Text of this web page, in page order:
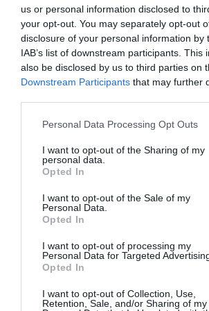
us or personal information disclosed to
your opt-out. You may separately opt-out
disclosure of your personal information by
IAB’s list of downstream participants. This
also be disclosed by us to third parties on
Downstream Participants that may further
Personal Data Processing Opt Outs
I want to opt-out of the Sharing of my
personal data.
Opted In
I want to opt-out of the Sale of my
Personal Data.
Opted In
I want to opt-out of processing my
Personal Data for Targeted
Opted In
I want to opt-out of Collection, Use,
Retention, Sale, and/or Sharing of my
Wskazówki dotyczące
Zawsze warto mieć przy sobie
dokumentów i unikać pokazywania
przedmiotów w miejscach
korzystać z taksówek, gdy
są przyjaźni, to lepiej zachować
angażować się w rozmowy z
mogą wydawać się podejrzani.
Ogólny klimat bezpieczeństwa
Często jednak można spotkać
mieszkańców, którzy chętnie
zwiedzać główne atrakcje w ciągu
wieczorem cieszyć się lokalną
restauracjach i barach, bez